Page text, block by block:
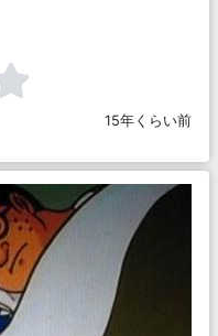
15年くらい前